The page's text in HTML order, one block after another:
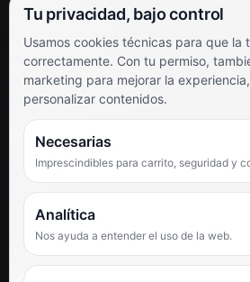
Soporte al cliente
Contacto
Términos y condiciones
Preguntas frecuentes
SÍGUENOS
Facebook
TikTok
PUNTUACIÓN DE 4,6 SOBRE 5 EN
Tu privacidad, bajo control
Usamos cookies técnicas para que la
correctamente. Con tu permiso,
marketing para mejorar la
personalizar contenidos.
Necesarias
Imprescindibles para carrito, seguridad y
Analítica
Nos ayuda a entender el uso de la web.